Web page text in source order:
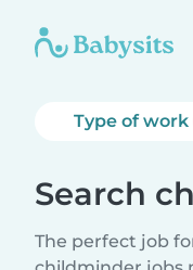
Type of work
Search
The perfect job